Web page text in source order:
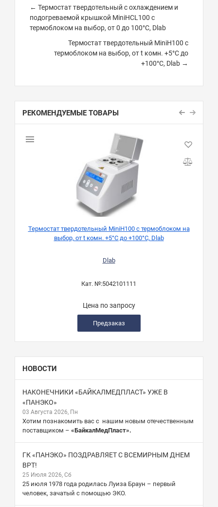
← Термостат твердотельный с охлаждением и
подогреваемой крышкой MiniHCL100 с
термоблоком на выбор, от 0 до 100°С, Dlab
Термостат твердотельный MiniH100 с
термоблоком на выбор, от t комн. +5°C до
+100°C, Dlab →
РЕКОМЕНДУЕМЫЕ ТОВАРЫ
Термостат твердотельный MiniH100 с термоблоком на
выбор, от t комн. +5°C до +100°C, Dlab
Dlab
Кат. №:5042101111
Цена по запросу
Предзаказ
НОВОСТИ
НАКОНЕЧНИКИ «БАЙКАЛМЕДПЛАСТ» УЖЕ В
«ПАНЭКО»
03 Августа 2026, Пн
Хотим познакомить вас с нашим новым отечественным
поставщиком – «БайкалМедПласт».
ГК «ПАНЭКО» ПОЗДРАВЛЯЕТ С ВСЕМИРНЫМ ДНЕМ
ВРТ!
25 Июля 2026, Сб
25 июля 1978 года родилась Луиза Браун – первый
человек, зачатый с помощью ЭКО.